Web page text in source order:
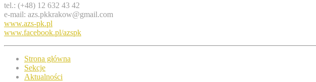
tel.: (+48) 12 632 43 42
e-mail: azs.pkkrakow@gmail.com
www.azs-pk.pl
www.facebook.pl/azspk
Strona główna
Sekcje
Aktualności